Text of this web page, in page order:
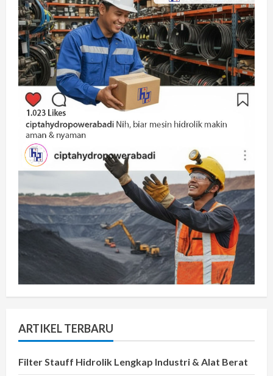
ARTIKEL TERBARU
Filter Stauff Hidrolik Lengkap Industri & Alat Berat